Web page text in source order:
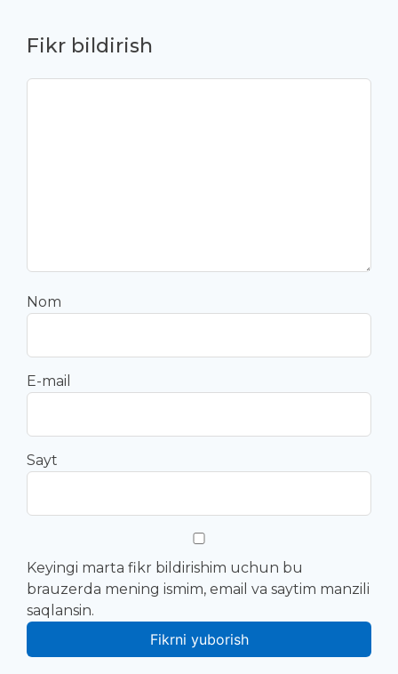
Fikr bildirish
Nom
E-mail
Sayt
Keyingi marta fikr bildirishim uchun bu
brauzerda mening ismim, email va saytim manzili
saqlansin.